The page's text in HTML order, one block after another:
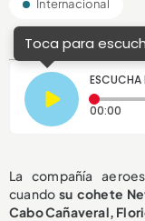
Internacional
Toca para
ESCUCHA
00:00
La compañía
cuandosu cohete
Cabo Cañaveral,